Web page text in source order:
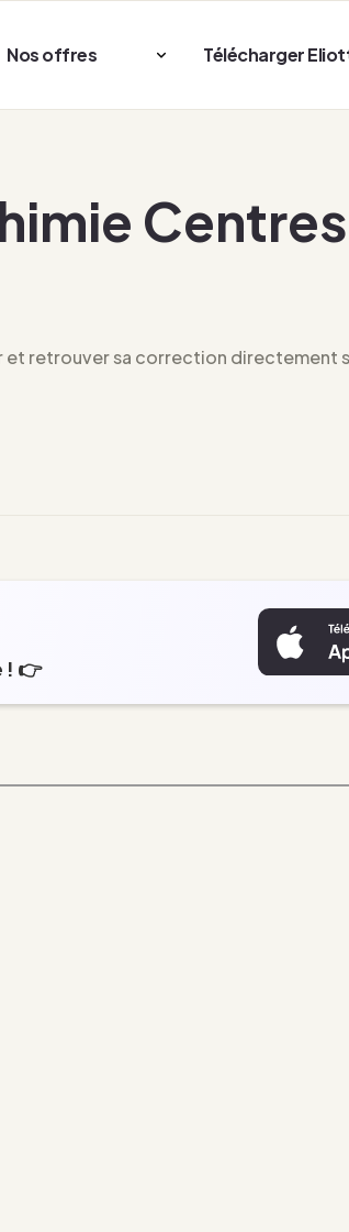
Nos offres Télécharger
retrouver sa correction directement
! 👉